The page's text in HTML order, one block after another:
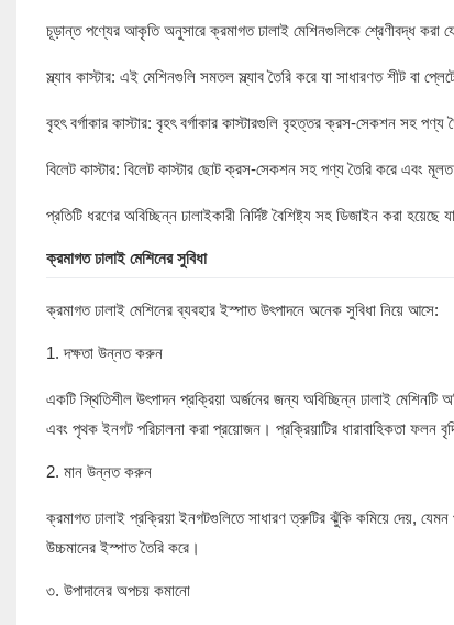
চূড়ান্ত পণ্যের আকৃতি অনুসারে ক্রমাগত ঢালাই মেশিনগুলিকে শ্রেণীবদ্ধ করা
স্ল্যাব কাস্টার: এই মেশিনগুলি সমতল স্ল্যাব তৈরি করে যা সাধারণত শীট বা
বৃহৎ বর্গাকার কাস্টার: বৃহৎ বর্গাকার কাস্টারগুলি বৃহত্তর ক্রস-সেকশন সহ
বিলেট কাস্টার: বিলেট কাস্টার ছোট ক্রস-সেকশন সহ পণ্য তৈরি করে এবং
প্রতিটি ধরণের অবিচ্ছিন্ন ঢালাইকারী নির্দিষ্ট বৈশিষ্ট্য সহ ডিজাইন করা
ক্রমাগত ঢালাই মেশিনের সুবিধা
ক্রমাগত ঢালাই মেশিনের ব্যবহার ইস্পাত উৎপাদনে অনেক সুবিধা নিয়ে আসে:
1. দক্ষতা উন্নত করুন
একটি স্থিতিশীল উৎপাদন প্রক্রিয়া অর্জনের জন্য অবিচ্ছিন্ন ঢালাই মেশিনটি
এবং পৃথক ইনগট পরিচালনা করা প্রয়োজন। প্রক্রিয়াটির ধারাবাহিকতা ফলন
2. মান উন্নত করুন
ক্রমাগত ঢালাই প্রক্রিয়া ইনগটগুলিতে সাধারণ ত্রুটির ঝুঁকি কমিয়ে দেয়,
উচ্চমানের ইস্পাত তৈরি করে।
৩. উপাদানের অপচয় কমানো